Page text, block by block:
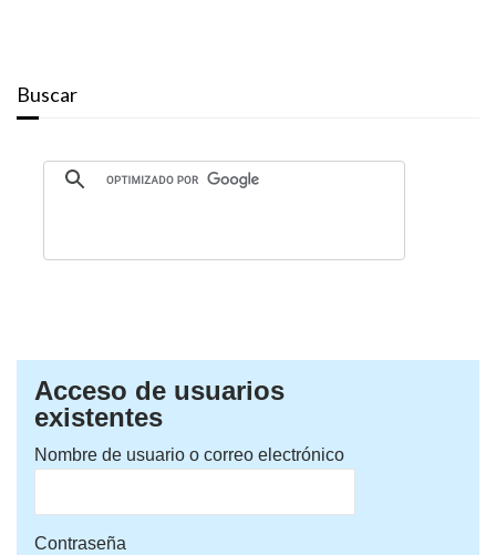
Buscar
Acceso de usuarios
existentes
Nombre de usuario o correo electrónico
Contraseña